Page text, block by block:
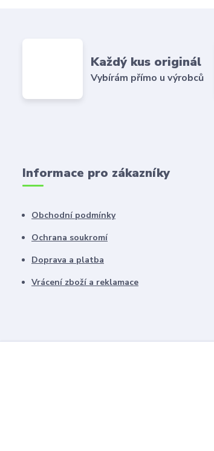
Každý kus originál
Vybírám přímo u výrobců
Informace pro zákazníky
Obchodní podmínky
Ochrana soukromí
Doprava a platba
Vrácení zboží a reklamace